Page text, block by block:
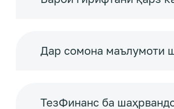
Дар сомона маълумоти
ТезФинанс ба